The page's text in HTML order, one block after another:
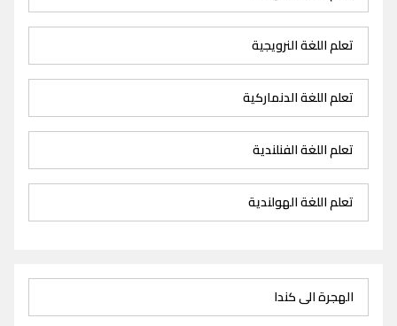
تعلم اللغة النرويجية
تعلم اللغة الدنماركية
تعلم اللغة الفنلندية
تعلم اللغة الهولندية
الهجرة الى كندا